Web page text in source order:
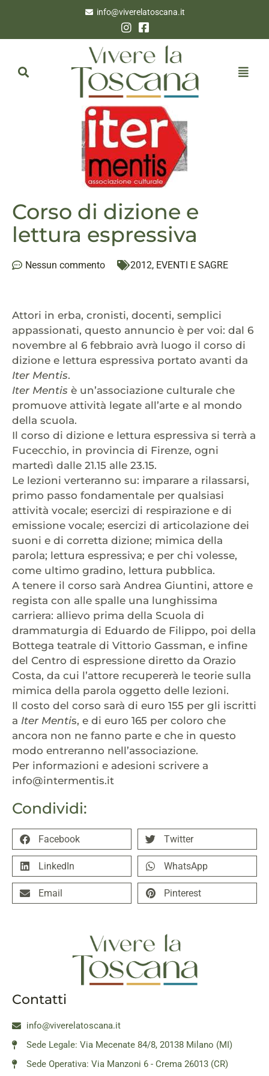
info@viverelatoscana.it
Condividi:
Facebook Twitter
LinkedIn WhatsApp
Email Pinterest
Corso di dizione e
lettura espressiva
Nessun commento 2012, EVENTI E SAGRE
Attori in erba, cronisti, docenti, semplici
appassionati, questo annuncio è per voi: dal 6
novembre al 6 febbraio avrà luogo il corso di
dizione e lettura espressiva portato avanti da
Iter Mentis.
Iter Mentis è un’associazione culturale che
promuove attività legate all’arte e al mondo
della scuola.
Il corso di dizione e lettura espressiva si terrà a
Fucecchio, in provincia di Firenze, ogni
martedì dalle 21.15 alle 23.15.
Le lezioni verteranno su: imparare a rilassarsi,
primo passo fondamentale per qualsiasi
attività vocale; esercizi di respirazione e di
emissione vocale; esercizi di articolazione dei
suoni e di corretta dizione; mimica della
parola; lettura espressiva; e per chi volesse,
come ultimo gradino, lettura pubblica.
A tenere il corso sarà Andrea Giuntini, attore e
regista con alle spalle una lunghissima
carriera: allievo prima della Scuola di
drammaturgia di Eduardo de Filippo, poi della
Bottega teatrale di Vittorio Gassman, e infine
del Centro di espressione diretto da Orazio
Costa, da cui l’attore recupererà le teorie sulla
mimica della parola oggetto delle lezioni.
Il costo del corso sarà di euro 155 per gli iscritti
a Iter Mentis, e di euro 165 per coloro che
ancora non ne fanno parte e che in questo
modo entreranno nell’associazione.
Per informazioni e adesioni scrivere a
info@intermentis.it
Contatti
info@viverelatoscana.it
Sede Legale: Via Mecenate 84/8, 20138 Milano (MI)
Sede Operativa: Via Manzoni 6 - Crema 26013 (CR)